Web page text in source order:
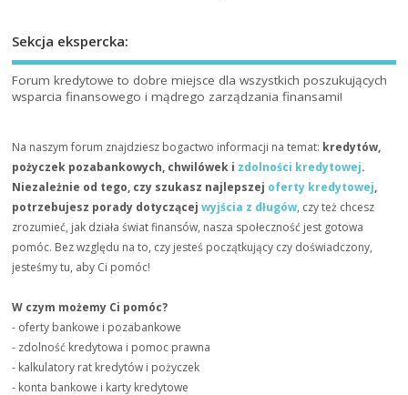
Sekcja ekspercka:
Forum kredytowe to dobre miejsce dla wszystkich poszukujących
wsparcia finansowego i mądrego zarządzania finansami!
Na naszym forum znajdziesz bogactwo informacji na temat: kredytów,
pożyczek pozabankowych, chwilówek i zdolności kredytowej.
Niezależnie od tego, czy szukasz najlepszej oferty kredytowej,
potrzebujesz porady dotyczącejwyjścia z długów, czy też chcesz
zrozumieć, jak działa świat finansów, nasza społeczność jest gotowa
pomóc. Bez względu na to, czy jesteś początkujący czy doświadczony,
jesteśmy tu, aby Ci pomóc!
W czym możemy Ci pomóc?
- oferty bankowe i pozabankowe
- zdolność kredytowa i pomoc prawna
- kalkulatory rat kredytów i pożyczek
- konta bankowe i karty kredytowe